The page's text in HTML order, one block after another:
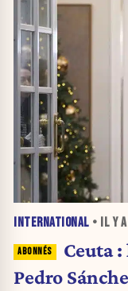
INTERNATIONAL • IL Y A
Ceuta
Pedro